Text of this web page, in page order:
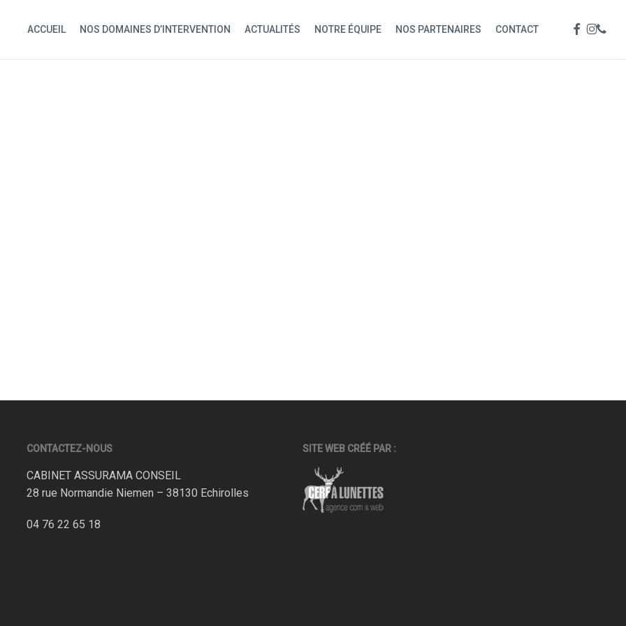
ACCUEIL NOS DOMAINES D’INTERVENTION ACTUALITÉS NOTRE ÉQUIPE NOS PARTENAIRES CONTACT FACEBOOK
CONTACTEZ-NOUS
CABINET ASSURAMA CONSEIL
28 rue Normandie Niemen – 38130 Echirolles
04 76 22 65 18
SITE WEB CRÉÉ PAR :